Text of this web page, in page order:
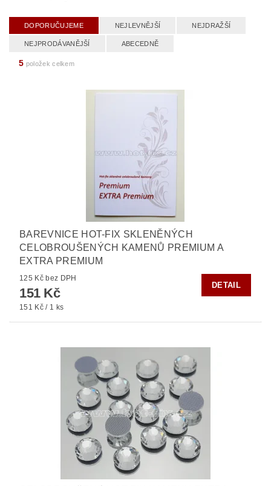
DOPORUČUJEME NEJLEVNĚJŠÍ NEJDRAŽŠÍ
NEJPRODÁVANĚJŠÍ ABECEDNĚ
5 položek celkem
BAREVNICE HOT-FIX SKLENĚNÝCH
CELOBROUŠENÝCH KAMENŮ PREMIUM A
EXTRA PREMIUM
125 Kč bez DPH
151 Kč
151 Kč / 1 ks
DETAIL